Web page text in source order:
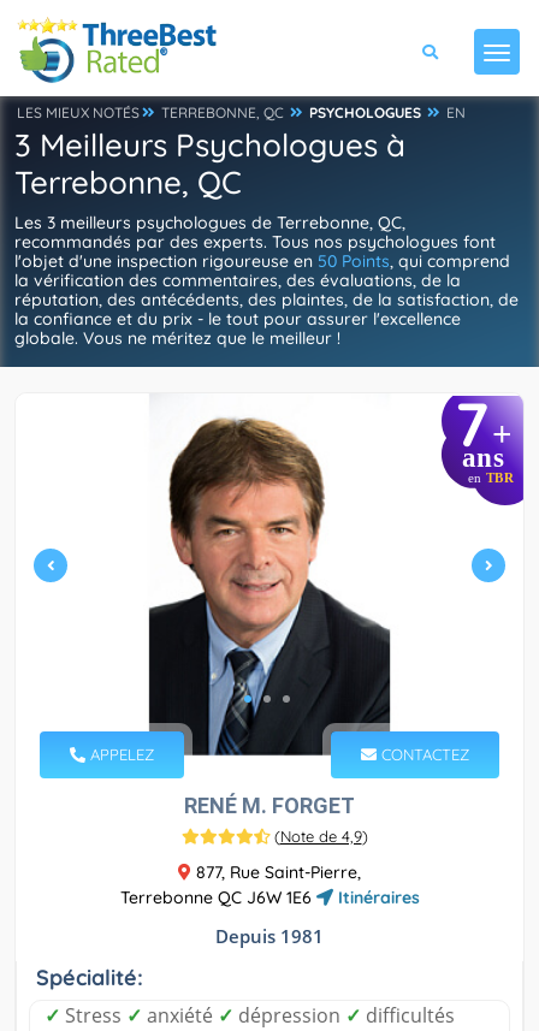
LES MIEUX NOTÉS TERREBONNE, QC PSYCHOLOGUES EN
3 Meilleurs Psychologues à
Terrebonne, QC
Les 3 meilleurs psychologues de Terrebonne, QC,
recommandés par des experts. Tous nos psychologues font
l'objet d'une inspection rigoureuse en 50 Points, qui comprend
la vérification des commentaires, des évaluations, de la
réputation, des antécédents, des plaintes, de la satisfaction, de
la confiance et du prix - le tout pour assurer l'excellence
globale. Vous ne méritez que le meilleur !
7+
ans
en TBR
APPELEZ CONTACTEZ
RENÉ M. FORGET
(Note de 4,9)
877, Rue Saint-Pierre,
Terrebonne QC J6W 1E6
Itinéraires
Depuis 1981
Spécialité:
✓ Stress ✓ anxiété ✓ dépression ✓ difficultés